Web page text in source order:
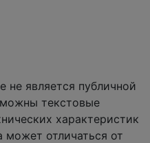
является публичной
текстовые
характеристик
может отличаться от